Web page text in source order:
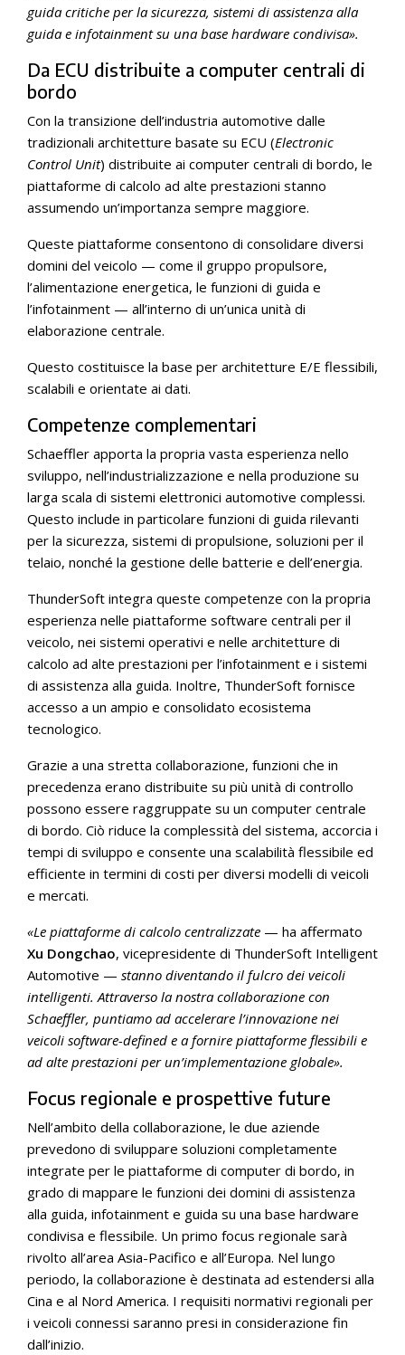
guida critiche per la sicurezza, sistemi di assistenza alla
guida e infotainment su una base hardware condivisa».
Da ECU distribuite a computer centrali di
bordo
Con la transizione dell’industria automotive dalle
tradizionali architetture basate su ECU (Electronic
Control Unit) distribuite ai computer centrali di bordo, le
piattaforme di calcolo ad alte prestazioni stanno
assumendo un’importanza sempre maggiore.
Queste piattaforme consentono di consolidare diversi
domini del veicolo — come il gruppo propulsore,
l’alimentazione energetica, le funzioni di guida e
l’infotainment — all’interno di un’unica unità di
elaborazione centrale.
Questo costituisce la base per architetture E/E flessibili,
scalabili e orientate ai dati.
Competenze complementari
Schaeffler apporta la propria vasta esperienza nello
sviluppo, nell’industrializzazione e nella produzione su
larga scala di sistemi elettronici automotive complessi.
Questo include in particolare funzioni di guida rilevanti
per la sicurezza, sistemi di propulsione, soluzioni per il
telaio, nonché la gestione delle batterie e dell’energia.
ThunderSoft integra queste competenze con la propria
esperienza nelle piattaforme software centrali per il
veicolo, nei sistemi operativi e nelle architetture di
calcolo ad alte prestazioni per l’infotainment e i sistemi
di assistenza alla guida. Inoltre, ThunderSoft fornisce
accesso a un ampio e consolidato ecosistema
tecnologico.
Grazie a una stretta collaborazione, funzioni che in
precedenza erano distribuite su più unità di controllo
possono essere raggruppate su un computer centrale
di bordo. Ciò riduce la complessità del sistema, accorcia i
tempi di sviluppo e consente una scalabilità flessibile ed
efficiente in termini di costi per diversi modelli di veicoli
e mercati.
«Le piattaforme di calcolo centralizzate — ha affermato
Xu Dongchao, vicepresidente di ThunderSoft Intelligent
Automotive — stanno diventando il fulcro dei veicoli
intelligenti. Attraverso la nostra collaborazione con
Schaeffler, puntiamo ad accelerare l’innovazione nei
veicoli software-defined e a fornire piattaforme flessibili e
ad alte prestazioni per un’implementazione globale».
Focus regionale e prospettive future
Nell’ambito della collaborazione, le due aziende
prevedono di sviluppare soluzioni completamente
integrate per le piattaforme di computer di bordo, in
grado di mappare le funzioni dei domini di assistenza
alla guida, infotainment e guida su una base hardware
condivisa e flessibile. Un primo focus regionale sarà
rivolto all’area Asia-Pacifico e all’Europa. Nel lungo
periodo, la collaborazione è destinata ad estendersi alla
Cina e al Nord America. I requisiti normativi regionali per
i veicoli connessi saranno presi in considerazione fin
dall’inizio.